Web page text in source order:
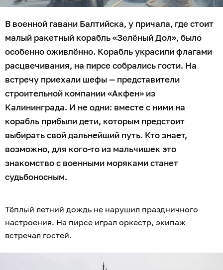
В военной гавани Балтийска, у причала, где стоит
малый ракетный корабль «Зелёный Дол», было
особенно оживлённо. Корабль украсили флагами
расцвечивания, на пирсе собрались гости. На
встречу приехали шефы — представители
строительной компании «Акфен» из
Калининграда. И не одни: вместе с ними на
корабль прибыли дети, которым предстоит
выбирать свой дальнейший путь. Кто знает,
возможно, для кого-то из мальчишек это
знакомство с военными моряками станет
судьбоносным.
Тёплый летний дождь не нарушил праздничного
настроения. На пирсе играл оркестр, экипаж
встречал гостей.